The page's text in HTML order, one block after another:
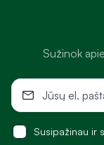
Sužinok
Susipažinau ir